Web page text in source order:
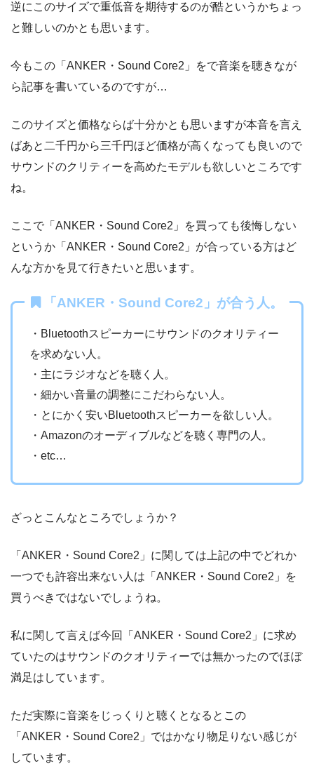
逆にこのサイズで重低音を期待するのが酷というかちょっ
と難しいのかとも思います。
今もこの「ANKER・Sound Core2」をで音楽を聴きなが
ら記事を書いているのですが…
このサイズと価格ならば十分かとも思いますが本音を言え
ばあと二千円から三千円ほど価格が高くなっても良いので
サウンドのクリティーを高めたモデルも欲しいところです
ね。
ここで「ANKER・Sound Core2」を買っても後悔しない
というか「ANKER・Sound Core2」が合っている方はど
んな方かを見て行きたいと思います。
「ANKER・Sound Core2」が合う人。
・Bluetoothスピーカーにサウンドのクオリティー
を求めない人。
・主にラジオなどを聴く人。
・細かい音量の調整にこだわらない人。
・とにかく安いBluetoothスピーカーを欲しい人。
・Amazonのオーディブルなどを聴く専門の人。
・etc…
ざっとこんなところでしょうか？
「ANKER・Sound Core2」に関しては上記の中でどれか
一つでも許容出来ない人は「ANKER・Sound Core2」を
買うべきではないでしょうね。
私に関して言えば今回「ANKER・Sound Core2」に求め
ていたのはサウンドのクオリティーでは無かったのでほぼ
満足はしています。
ただ実際に音楽をじっくりと聴くとなるとこの
「ANKER・Sound Core2」ではかなり物足りない感じが
しています。